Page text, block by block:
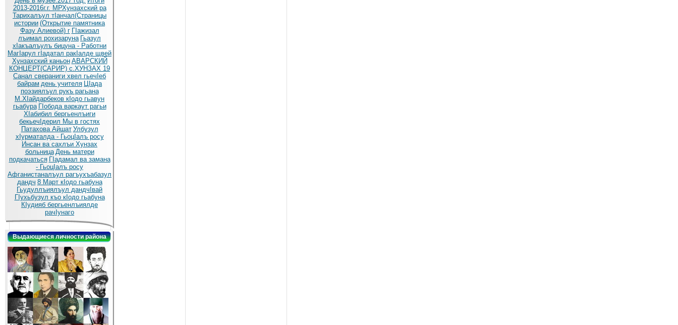
2013-2016г.г. МРХунзахский ра
Тарихалъул тIанчал(Страницы
истории (Открытие памятника
Фазу Алиевой) г ГIажизал
лъимал рохизаруна Гьазул
хIакъалъулъ бицуна - Работни
МагIарул гIадатал ракIалде щвей
Хунзахский каньон АВАРСКИЙ
КОНЦЕРТ(САРИР) с.ХУНЗАХ 19
Санал свераниги хвел гьечIеб
байрам день учителя ЦIада
поэзиялъул рукъ рагьана
М.ХIайдарбеков кIодо гьавун
гьабура ГIобода варкаут рагьи
ХIабибил бергьенлъиги
бекьечIдерил Мы в гостях
Патахова Айшат Улбузул
хIурматалда - ГьоцIалъ росу
Инсан ва сахлъи Хунзах
больница День матери
подкачаться ГIадамал ва замана
- ГьоцIалъ росу
Афганистаналъул рагъухъабазул
дандч 8 Март кIодо гьабуна
Гьудуллъиялъул дандчIвай
ГIухьбузул къо кIодо гьабуна
КIудияб бергьенлъиялде
рачIунаго
Выдающиеся личности района